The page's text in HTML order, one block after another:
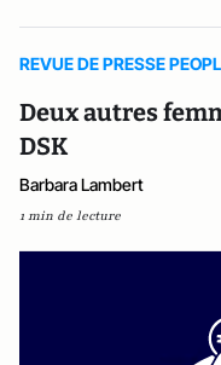
REVUE DE PRESSE
Deux autres
DSK
Barbara Lambert
1 min de lecture